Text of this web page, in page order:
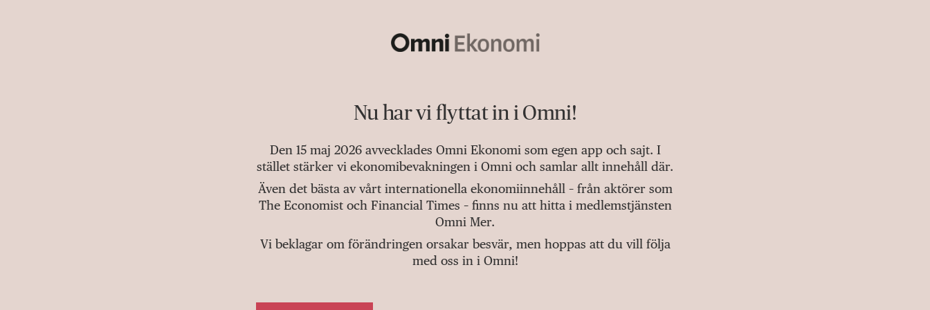
Nu har vi flyttat in i Omni!
Den 15 maj 2026 avvecklades Omni Ekonomi som egen app och sajt. I
stället stärker vi ekonomibevakningen i Omni och samlar allt innehåll där.
Även det bästa av vårt internationella ekonomiinnehåll – från aktörer som
The Economist och Financial Times – finns nu att hitta i medlemstjänsten
Omni Mer.
Vi beklagar om förändringen orsakar besvär, men hoppas att du vill följa
med oss in i Omni!